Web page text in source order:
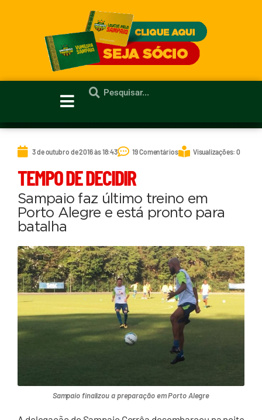
3 de outubro de 2016 às 18:43 19 Comentários Visualizações: 0
TEMPO DE DECIDIR
Sampaio faz último treino em
Porto Alegre e está pronto para
batalha
Sampaio finalizou a preparação em Porto Alegre